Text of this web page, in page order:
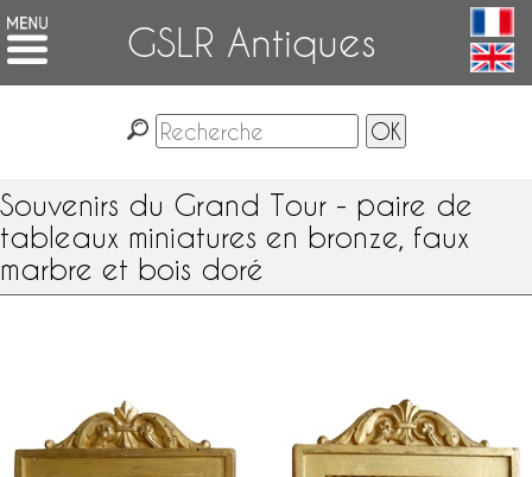
GSLR Antiques
Souvenirs du Grand Tour - paire de
tableaux miniatures en bronze, faux
marbre et bois doré